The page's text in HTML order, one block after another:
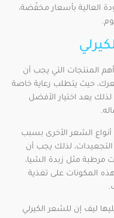
العالية بأسعار مخفّضة،
المنتجات التي يجب أن
حيث يتطلب رعاية خاصة
يعد اختيار الأفضل
أنواع الشعر الأخرى بسبب
التجعيدات، لذلك يجب أن
مرطبة مثل زبدة الشيا،
المكونات على تغذية
ليف إن للشعر الكيرلي